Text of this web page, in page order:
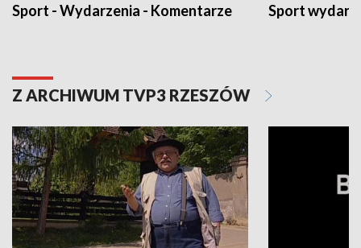
Sport - Wydarzenia - Komentarze Sport
Z ARCHIWUM TVP3 RZESZÓW